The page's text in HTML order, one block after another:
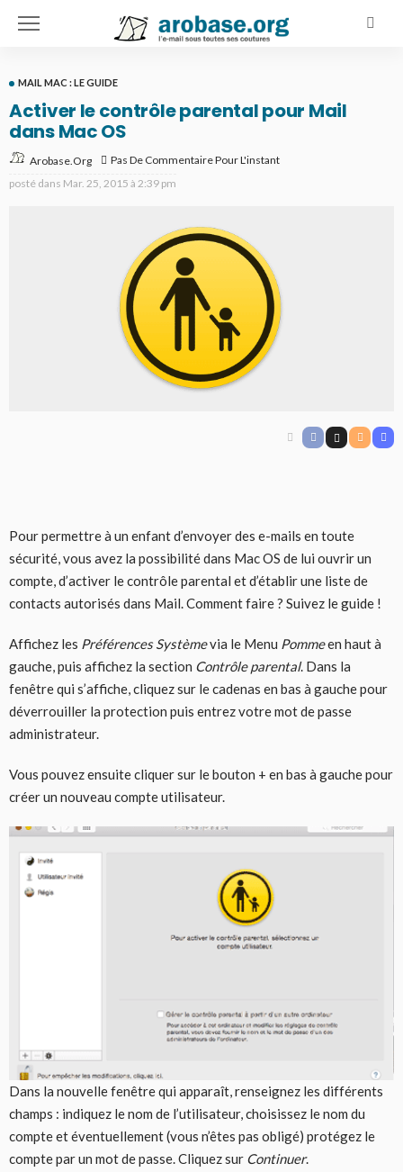
MAIL MAC : LE GUIDE
Activer le contrôle parental pour Mail
dans Mac OS
Arobase.org
Pas De Commentaire Pour L'instant
posté dans Mar. 25, 2015 à 2:39 pm
Pour permettre à un enfant d’envoyer des e-mails en toute
sécurité, vous avez la possibilité dans Mac OS de lui ouvrir un
compte, d’activer le contrôle parental et d’établir une liste de
contacts autorisés dans Mail. Comment faire ? Suivez le guide !
Affichez les Préférences Systèmevia le Menu Pommeen haut à
gauche, puis affichez la section Contrôle parental. Dans la
fenêtre qui s’affiche, cliquez sur le cadenas en bas à gauche pour
déverrouiller la protection puis entrez votre mot de passe
administrateur.
Vous pouvez ensuite cliquer sur le bouton + en bas à gauche pour
créer un nouveau compte utilisateur.
Dans la nouvelle fenêtre qui apparaît, renseignez les différents
champs : indiquez le nom de l’utilisateur, choisissez le nom du
compte et éventuellement (vous n’êtes pas obligé) protégez le
compte par un mot de passe. Cliquez sur Continuer.